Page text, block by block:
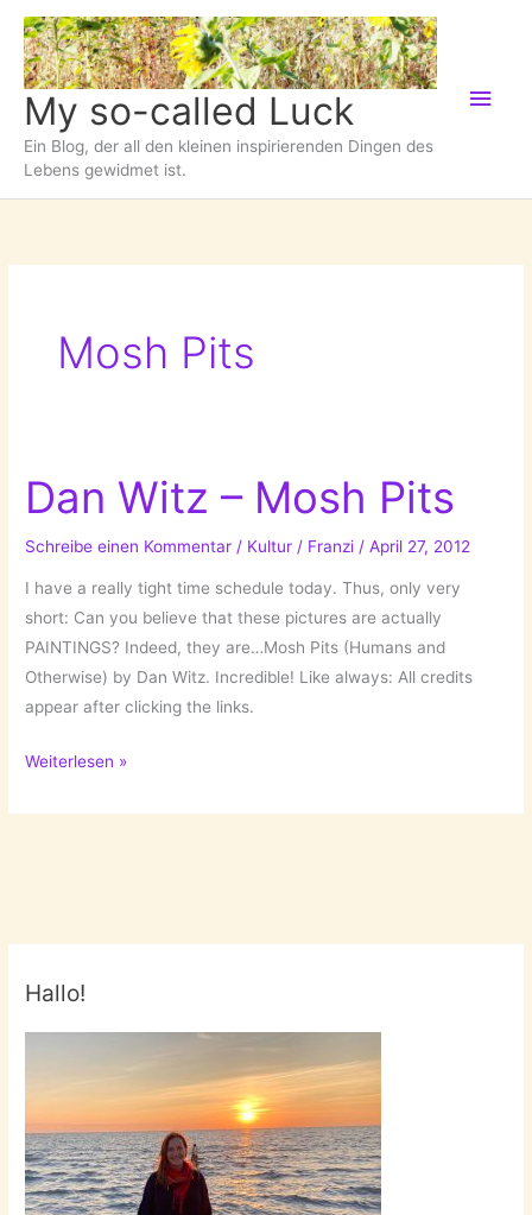
Zum
Inhalt
springen
My so-called Luck
Ein Blog, der all den kleinen inspirierenden Dingen des
Lebens gewidmet ist.
Mosh Pits
Dan Witz – Mosh Pits
Schreibe einen Kommentar / Kultur / Franzi /April 27, 2012
I have a really tight time schedule today. Thus, only very
short: Can you believe that these pictures are actually
PAINTINGS? Indeed, they are…Mosh Pits (Humans and
Otherwise) by Dan Witz. Incredible! Like always: All credits
appear after clicking the links.
Dan
–
Weiterlesen »
Hallo!